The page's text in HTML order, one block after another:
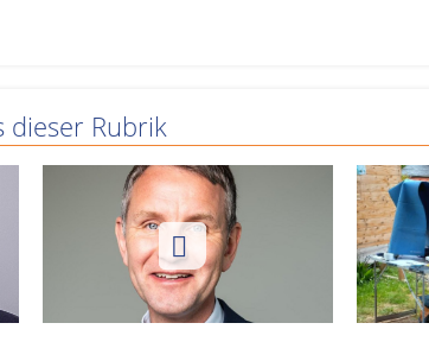
dieser Rubrik